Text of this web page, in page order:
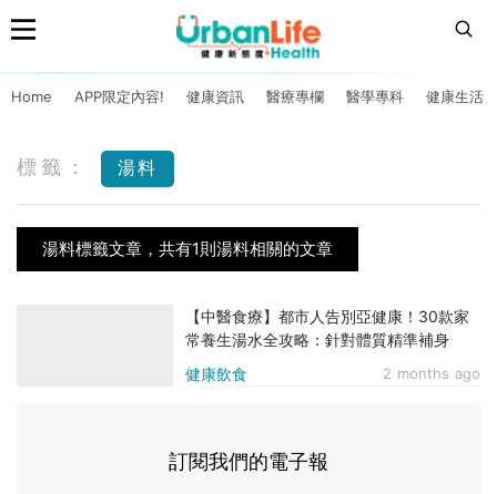
Home APP限定內容! 健康資訊 醫療專欄 醫學專科 健康生活
標籤： 湯料
湯料標籤文章，共有1則湯料相關的文章
健康飲食 2 months ago
【中醫食療】都市人告別亞健康！30款家
常養生湯水全攻略：針對體質精準補身
訂閱我們的電子報